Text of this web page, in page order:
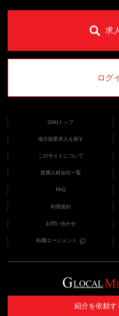
紹介を依頼す
求
ログ
GMJトップ
地方副業求人を探す
このサイトについて
提携人材会社一覧
FAQ
利用規約
お問い合わせ
転職エージェント